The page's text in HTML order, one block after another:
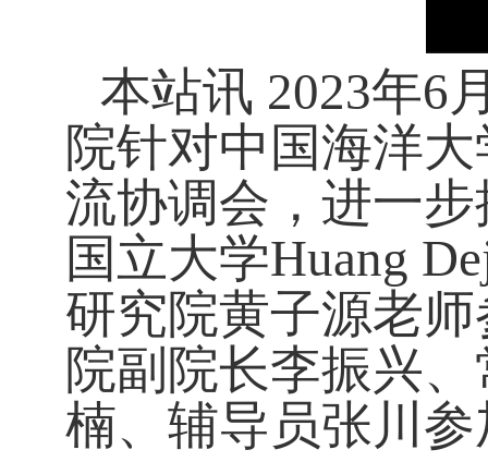
本站讯 2023年6
院针对中国海洋
流协调会，进一
国立大学Huang
研究院黄子源老
院副院长李振兴
楠、辅导员张川